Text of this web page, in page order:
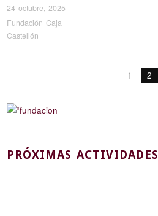
24 octubre, 2025
Fundación Caja
Castellón
1 2
PRÓXIMAS ACTIVIDADES